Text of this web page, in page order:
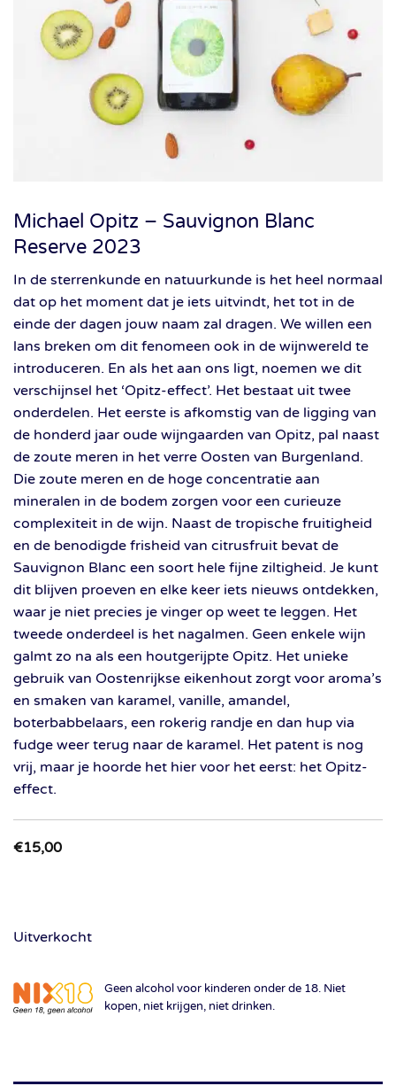
Michael Opitz – Sauvignon Blanc
Reserve 2023
In de sterrenkunde en natuurkunde is het heel normaal
dat op het moment dat je iets uitvindt, het tot in de
einde der dagen jouw naam zal dragen. We willen een
lans breken om dit fenomeen ook in de wijnwereld te
introduceren. En als het aan ons ligt, noemen we dit
verschijnsel het ‘Opitz-effect’. Het bestaat uit twee
onderdelen. Het eerste is afkomstig van de ligging van
de honderd jaar oude wijngaarden van Opitz, pal naast
de zoute meren in het verre Oosten van Burgenland.
Die zoute meren en de hoge concentratie aan
mineralen in de bodem zorgen voor een curieuze
complexiteit in de wijn. Naast de tropische fruitigheid
en de benodigde frisheid van citrusfruit bevat de
Sauvignon Blanc een soort hele fijne ziltigheid. Je kunt
dit blijven proeven en elke keer iets nieuws ontdekken,
waar je niet precies je vinger op weet te leggen. Het
tweede onderdeel is het nagalmen. Geen enkele wijn
galmt zo na als een houtgerijpte Opitz. Het unieke
gebruik van Oostenrijkse eikenhout zorgt voor aroma’s
en smaken van karamel, vanille, amandel,
boterbabbelaars, een rokerig randje en dan hup via
fudge weer terug naar de karamel. Het patent is nog
vrij, maar je hoorde het hier voor het eerst: het Opitz-
effect.
€15,00
Uitverkocht
Geen alcohol voor kinderen onder de 18. Niet
kopen, niet krijgen, niet drinken.